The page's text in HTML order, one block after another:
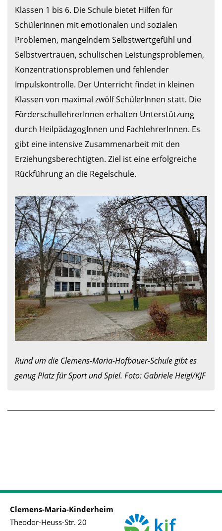
Klassen 1 bis 6. Die Schule bietet Hilfen für
SchülerInnen mit emotionalen und sozialen
Problemen, mangelndem Selbstwertgefühl und
Selbstvertrauen, schulischen Leistungsproblemen,
Konzentrationsproblemen und fehlender
Impulskontrolle. Der Unterricht findet in kleinen
Klassen von maximal zwölf SchülerInnen statt. Die
FörderschullehrerInnen erhalten Unterstützung
durch HeilpädagogInnen und FachlehrerInnen. Es
gibt eine intensive Zusammenarbeit mit den
Erziehungsberechtigten. Ziel ist eine erfolgreiche
Rückführung an die Regelschule.
Rund um die Clemens-Maria-Hofbauer-Schule gibt es
genug Platz für Sport und Spiel. Foto: Gabriele Heigl/KJF
Clemens-Maria-Kinderheim
Theodor-Heuss-Str. 20